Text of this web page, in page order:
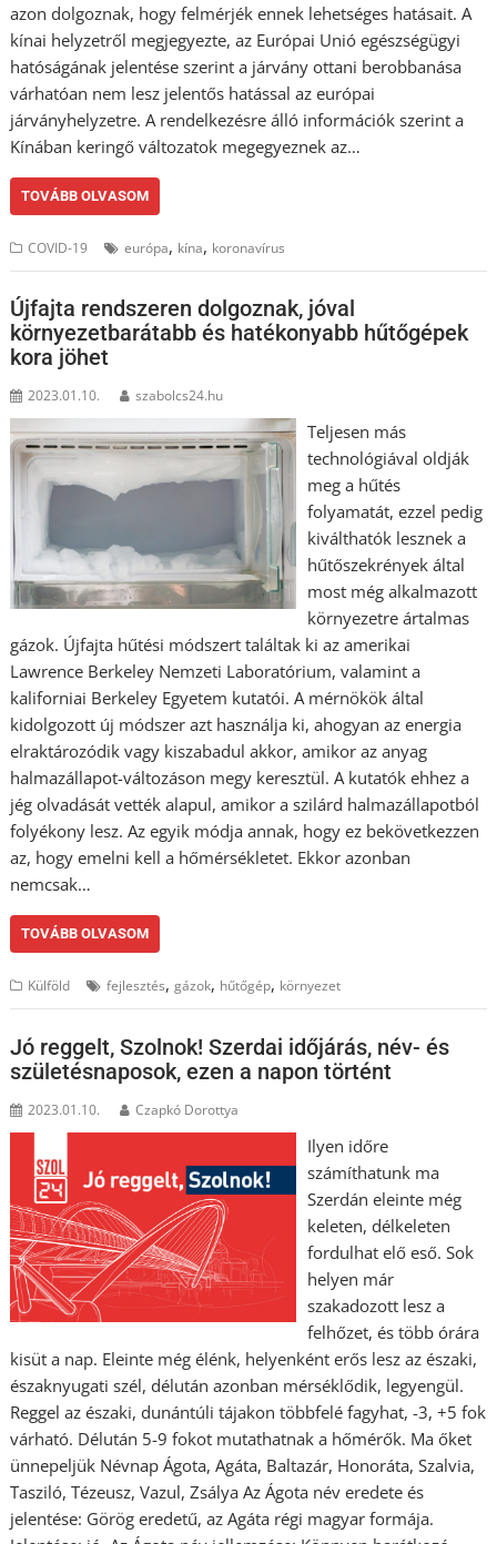
azon dolgoznak, hogy felmérjék ennek lehetséges hatásait. A
kínai helyzetről megjegyezte, az Európai Unió egészségügyi
hatóságának jelentése szerint a járvány ottani berobbanása
várhatóan nem lesz jelentős hatással az európai
járványhelyzetre. A rendelkezésre álló információk szerint a
Kínában keringő változatok megegyeznek az…
TOVÁBB OLVASOM
COVID-19 európa, kína, koronavírus
Újfajta rendszeren dolgoznak, jóval
környezetbarátabb és hatékonyabb hűtőgépek
kora jöhet
2023.01.10. szabolcs24.hu
Teljesen más
technológiával oldják
meg a hűtés
folyamatát, ezzel pedig
kiválthatók lesznek a
hűtőszekrények által
most még alkalmazott
környezetre ártalmas
gázok. Újfajta hűtési módszert találtak ki az amerikai
Lawrence Berkeley Nemzeti Laboratórium, valamint a
kaliforniai Berkeley Egyetem kutatói. A mérnökök által
kidolgozott új módszer azt használja ki, ahogyan az energia
elraktározódik vagy kiszabadul akkor, amikor az anyag
halmazállapot-változáson megy keresztül. A kutatók ehhez a
jég olvadását vették alapul, amikor a szilárd halmazállapotból
folyékony lesz. Az egyik módja annak, hogy ez bekövetkezzen
az, hogy emelni kell a hőmérsékletet. Ekkor azonban
nemcsak…
TOVÁBB OLVASOM
Külföld fejlesztés,gázok, hűtőgép, környezet
Jó reggelt, Szolnok! Szerdai időjárás, név- és
születésnaposok, ezen a napon történt
2023.01.10. Czapkó Dorottya
Ilyen időre
számíthatunk ma
Szerdán eleinte még
keleten, délkeleten
fordulhat elő eső. Sok
helyen már
szakadozott lesz a
felhőzet, és több órára
kisüt a nap. Eleinte még élénk, helyenként erős lesz az északi,
északnyugati szél, délután azonban mérséklődik, legyengül.
Reggel az északi, dunántúli tájakon többfelé fagyhat, -3, +5 fok
várható. Délután 5-9 fokot mutathatnak a hőmérők. Ma őket
ünnepeljük Névnap Ágota, Agáta, Baltazár, Honoráta, Szalvia,
Tasziló, Tézeusz, Vazul, Zsálya Az Ágota név eredete és
jelentése: Görög eredetű, az Agáta régi magyar formája.